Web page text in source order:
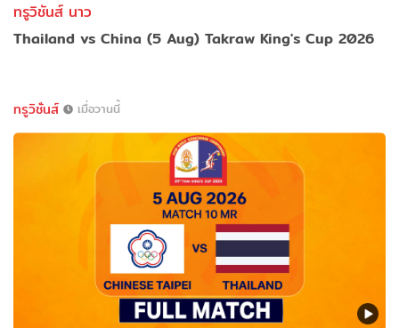
ทรูวิชันส์ นาว
Thailand vs China (5 Aug) Takraw King's Cup 2026
ทรูวิชั่นส์ เมื่อวานนี้